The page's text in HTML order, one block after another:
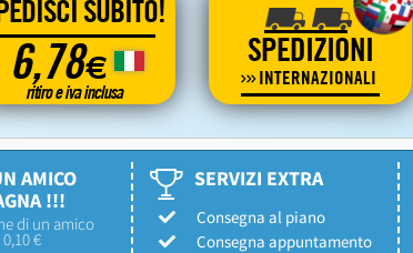
SUBITO!
6,78€
ritiro e iva inclusa
SPEDIZIONI
INTERNAZIONALI
AMICO
!!!
di un amico
€
SERVIZI EXTRA
Consegna al piano
Consegna appuntamento